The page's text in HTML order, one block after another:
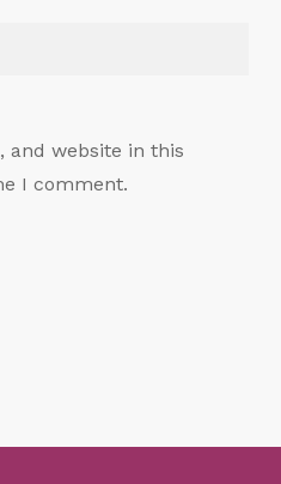
and website in this
I comment.